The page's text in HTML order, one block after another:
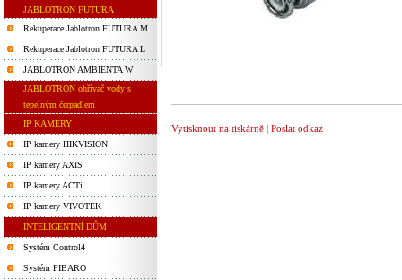
JABLOTRON FUTURA
Rekuperace Jablotron FUTURA M
Rekuperace Jablotron FUTURA L
JABLOTRON AMBIENTA W
JABLOTRON ohřívač vody s
tepelným čerpadlem
IP KAMERY
IP kamery HIKVISION
IP kamery AXIS
IP kamery ACTi
IP kamery VIVOTEK
INTELIGENTNÍ DŮM
Systém Control4
Systém FIBARO
Vytisknout na tiskárně | Poslat odkaz